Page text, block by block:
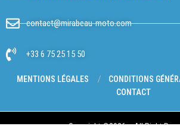
contact@mirabeau-moto.com
+33 6 75 25 15 50
MENTIONS LÉGALES
CONDITIONS
CONTACT